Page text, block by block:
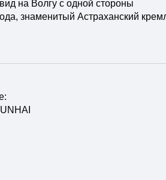
на Волгу с одной стороны
знаменитый Астраханский